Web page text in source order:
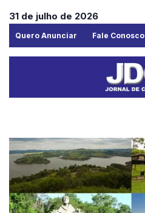
31 de julho de 2026
Quero Anunciar Fale Conosco